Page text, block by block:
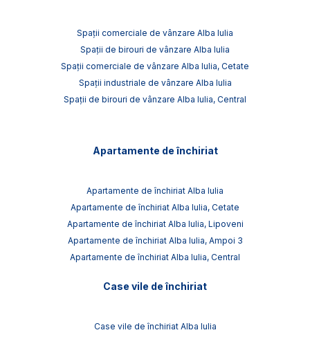
Spații comerciale de vânzare Alba Iulia
Spații de birouri de vânzare Alba Iulia
Spații comerciale de vânzare Alba Iulia, Cetate
Spații industriale de vânzare Alba Iulia
Spații de birouri de vânzare Alba Iulia, Central
Apartamente de închiriat
Apartamente de închiriat Alba Iulia
Apartamente de închiriat Alba Iulia, Cetate
Apartamente de închiriat Alba Iulia, Lipoveni
Apartamente de închiriat Alba Iulia, Ampoi 3
Apartamente de închiriat Alba Iulia, Central
Case vile de închiriat
Case vile de închiriat Alba Iulia